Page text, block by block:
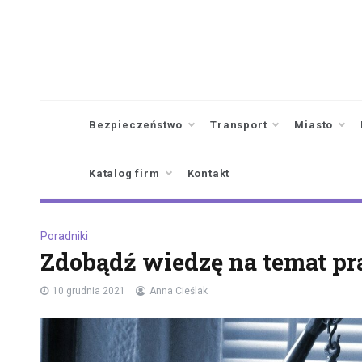
Bezpieczeństwo Transport Miasto
Katalog firm Kontakt
Poradniki
Zdobądź wiedzę na temat
10 grudnia 2021 Anna Cieślak